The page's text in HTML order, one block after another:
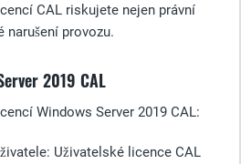
CAL riskujete nejen právní
narušení provozu.
2019 CAL
Windows Server 2019 CAL:
: Uživatelské licence CAL